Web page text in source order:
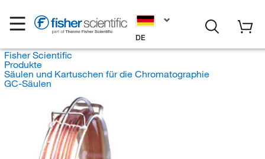
DE
Fisher Scientific
Produkte
Säulen und Kartuschen für die Chromatographie
GC-Säulen